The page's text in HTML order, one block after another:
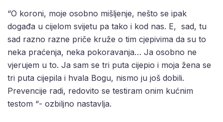
“O koroni, moje osobno mišljenje, nešto se ipak
događa u cijelom svijetu pa tako i kod nas. E, sad, tu
sad razno razne priče kruže o tim cjepivima da su to
neka praćenja, neka pokoravanja… Ja osobno ne
vjerujem u to. Ja sam se tri puta cijepio i moja žena se
tri puta cijepila i hvala Bogu, nismo ju još dobili.
Prevencije radi, redovito se testiram onim kućnim
testom “- ozbiljno nastavlja.